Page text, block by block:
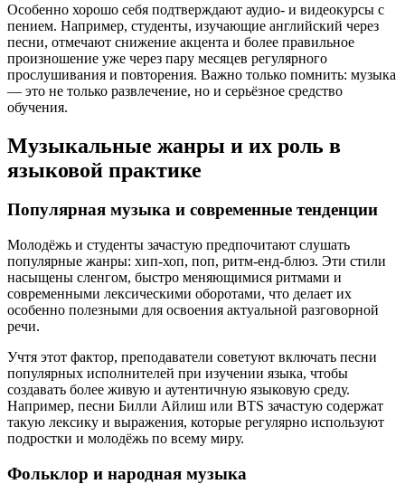
Особенно хорошо себя подтверждают аудио- и видеокурсы с
пением. Например, студенты, изучающие английский через
песни, отмечают снижение акцента и более правильное
произношение уже через пару месяцев регулярного
прослушивания и повторения. Важно только помнить: музыка
— это не только развлечение, но и серьёзное средство
обучения.
Музыкальные жанры и их роль в
языковой практике
Популярная музыка и современные тенденции
Молодёжь и студенты зачастую предпочитают слушать
популярные жанры: хип-хоп, поп, ритм-енд-блюз. Эти стили
насыщены сленгом, быстро меняющимися ритмами и
современными лексическими оборотами, что делает их
особенно полезными для освоения актуальной разговорной
речи.
Учтя этот фактор, преподаватели советуют включать песни
популярных исполнителей при изучении языка, чтобы
создавать более живую и аутентичную языковую среду.
Например, песни Билли Айлиш или BTS зачастую содержат
такую лексику и выражения, которые регулярно используют
подростки и молодёжь по всему миру.
Фольклор и народная музыка